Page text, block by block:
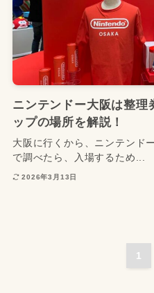
ニンテンドー大阪は整理
ップの場所を解説！
大阪に行くから、ニンテンド
で調べたら、入場するため...
2026年3月13日
1